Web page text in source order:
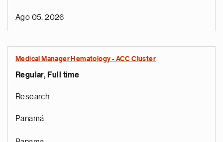
Ago 05, 2026
Medical Manager Hematology - ACC Cluster
Regular, Full time
Research
Panamá